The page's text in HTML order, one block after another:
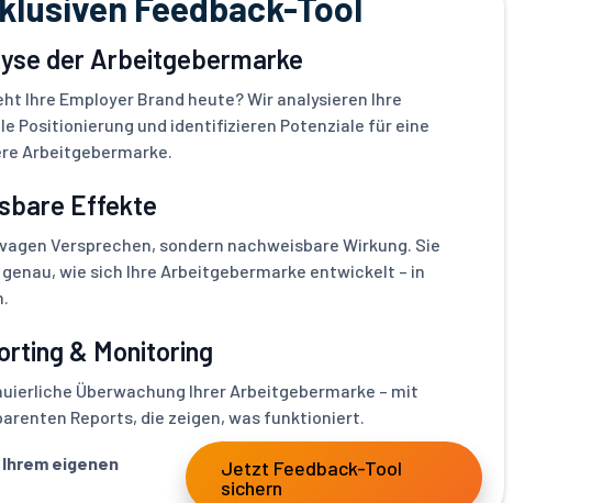
der Arbeitgebermarke
Ihre Employer Brand heute? Wir analysieren Ihre
Positionierung und identifizieren Potenziale für eine
Arbeitgebermarke.
Effekte
Versprechen, sondern nachweisbare Wirkung. Sie
genau, wie sich Ihre Arbeitgebermarke entwickelt – in
& Monitoring
Überwachung Ihrer Arbeitgebermarke – mit
Reports, die zeigen, was funktioniert.
eigenen
Jetzt Feedback-Tool
sichern